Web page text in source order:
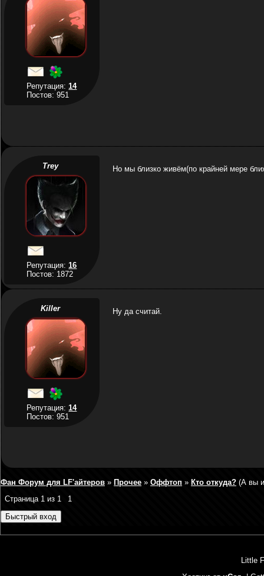
Репутация:14
Постов: 951
Trey
Репутация:16
Постов: 1872
Но мы близко живём(по крайней мере
Killer
Репутация:14
Постов: 951
Ну да считай.
Фан Форум для LF'айтеров » Прочее » Оффтоп » Кто откуда? (А вы
Страница 1 из 1 1
Little